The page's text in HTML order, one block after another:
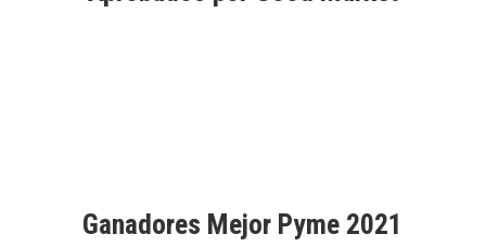
Ganadores Mejor Pyme 2021